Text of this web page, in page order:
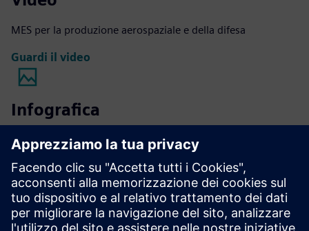
MES per la produzione aerospaziale e della difesa
Guardi il video
Infografica
MOM con Opcenter Execution Discrete
Ottenga l'infografica
Sfrutta la potenza delle